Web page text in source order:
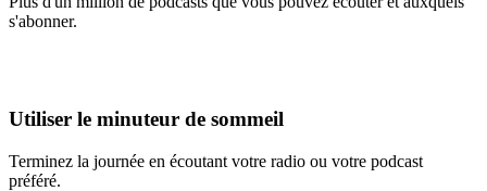
s'abonner.
Utiliser le minuteur de sommeil
Terminez la journée en écoutant votre radio ou votre podcast
préféré.